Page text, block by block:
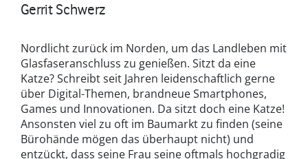
Gerrit Schwerz
Nordlicht zurück im Norden, um das Landleben mit
Glasfaseranschluss zu genießen. Sitzt da eine
Katze? Schreibt seit Jahren leidenschaftlich gerne
über Digital-Themen, brandneue Smartphones,
Games und Innovationen. Da sitzt doch eine Katze!
Ansonsten viel zu oft im Baumarkt zu finden (seine
Bürohände mögen das überhaupt nicht) und
entzückt, dass seine Frau seine oftmals hochgradig